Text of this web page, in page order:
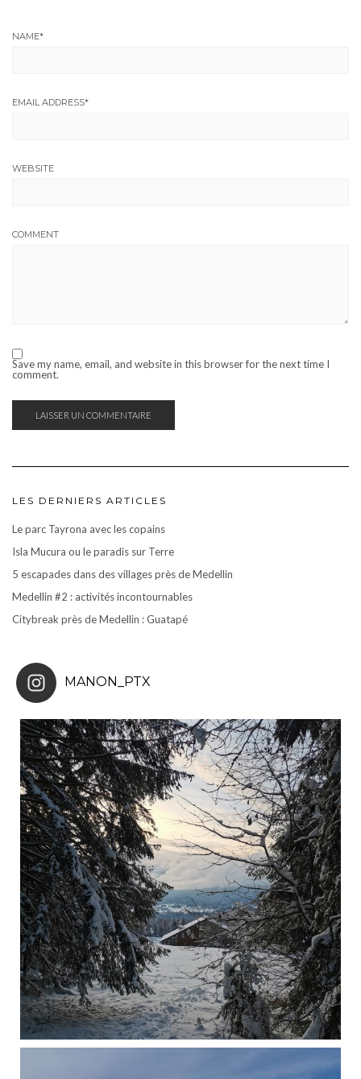
NAME*
EMAIL ADDRESS*
WEBSITE
COMMENT
Save my name, email, and website in this browser for the next time I
comment.
LES DERNIERS ARTICLES
Le parc Tayrona avec les copains
Isla Mucura ou le paradis sur Terre
5 escapades dans des villages près de Medellin
Medellin #2 : activités incontournables
Citybreak près de Medellin : Guatapé
MANON_PTX